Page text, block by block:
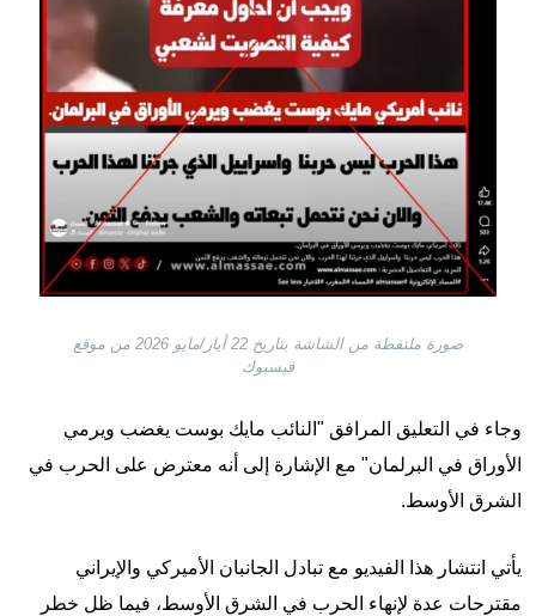
صورة ملتقطة من الشاشة بتاريخ 22 أيار/مايو 2026 من موقع
فيسبوك
وجاء في التعليق المرافق "النائب مايك بوست يغضب ويرمي
الأوراق في البرلمان" مع الإشارة إلى أنه معترض على الحرب في
الشرق الأوسط.
يأتي انتشار هذا الفيديو مع تبادل الجانبان الأميركي والإيراني
مقترحات عدة لإنهاء الحرب في الشرق الأوسط، فيما ظل خطر